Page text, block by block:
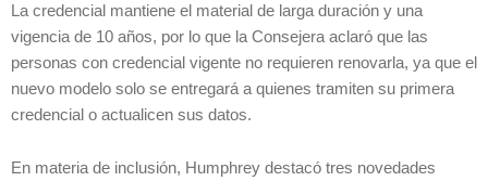
La credencial mantiene el material de larga duración y una
vigencia de 10 años, por lo que la Consejera aclaró que las
personas con credencial vigente no requieren renovarla, ya que el
nuevo modelo solo se entregará a quienes tramiten su primera
credencial o actualicen sus datos.
En materia de inclusión, Humphrey destacó tres novedades